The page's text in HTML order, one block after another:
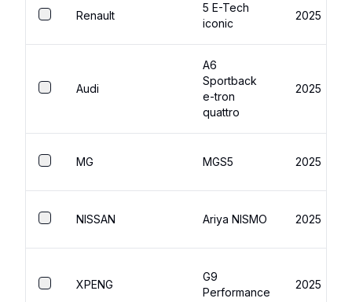
Renault
5 E-Tech
iconic
2025
Audi
A6
Sportback
e-tron
quattro
2025
MG MGS5 2025
NISSAN Ariya NISMO 2025
XPENG
G9
Performance
2025